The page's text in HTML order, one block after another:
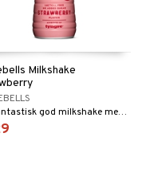
Milkshake
En fantastisk god milkshake med 24 g protein og en frisk smak av jordbær.